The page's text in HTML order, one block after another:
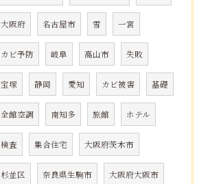
大阪府 名古屋市 雪 一宮
カビ予防 岐阜 高山市 失敗
宝塚 静岡 愛知 カビ被害 基礎
全館空調 南知多 旅館 ホテル
検査 集合住宅 大阪府茨木市
杉並区 奈良県生駒市 大阪府大阪市